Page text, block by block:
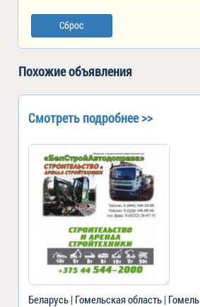
Сброс
Похожие объявления
Смотреть подробнее >>
Беларусь | Гомельская область | Гомель